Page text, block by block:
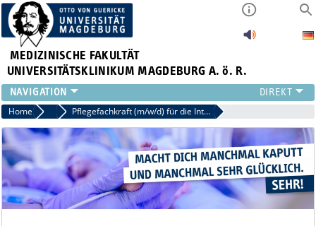
MEDIZINISCHE FAKULTÄT
UNIVERSITÄTSKLINIKUM MAGDEBURG A. ö. R.
INSTITUTE
KLINIKEN
ZENTRALE EINRICHTUNGEN
FORSCHUNG
PRESSE
ÜBER UNS
Home Pädiatrie-Pflege Pflegefachkraft (m/w/d) für die Intensivpflege mit Vertiefung Pädiatrie – Pädiatrischer Springer-Pool